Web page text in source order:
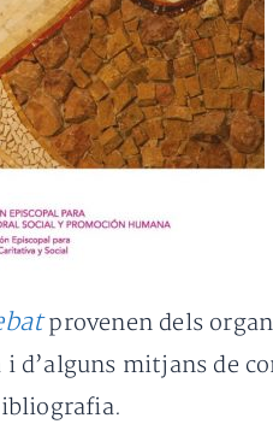
provenen dels
d’alguns mitjans de